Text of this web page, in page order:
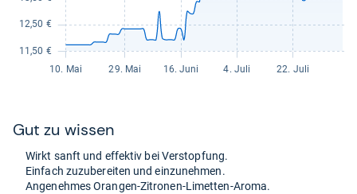
Gut zu wis­sen
Wirkt sanft und effek­tiv bei Ver­stop­fung.
Ein­fach zuzu­be­rei­ten und ein­zu­neh­men.
Ange­neh­mes Oran­gen-​Zitro­nen-​Limet­ten-​Aroma.